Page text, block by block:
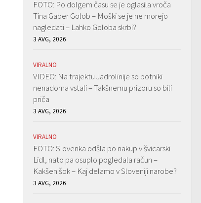
FOTO: Po dolgem času se je oglasila vroča
Tina Gaber Golob – Moški se je ne morejo
nagledati – Lahko Goloba skrbi?
3 AVG, 2026
VIRALNO
VIDEO: Na trajektu Jadrolinije so potniki
nenadoma vstali – Takšnemu prizoru so bili
priča
3 AVG, 2026
VIRALNO
FOTO: Slovenka odšla po nakup v švicarski
Lidl, nato pa osuplo pogledala račun –
Kakšen šok – Kaj delamo v Sloveniji narobe?
3 AVG, 2026